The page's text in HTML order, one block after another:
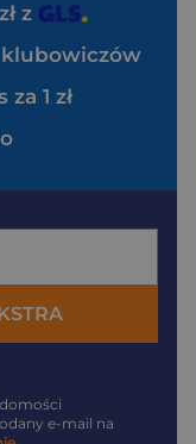
z
1 zł
e-mail na